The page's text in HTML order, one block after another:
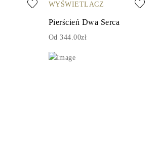
WYŚWIETLACZ
Pierścień Dwa Serca
Od 344.00zł